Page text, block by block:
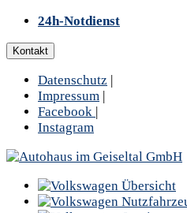
24h-Notdienst
Kontakt
Datenschutz |
Impressum |
Facebook |
Instagram